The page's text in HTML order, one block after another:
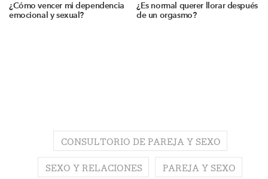
¿Cómo vencer mi dependencia
emocional y sexual?
¿Es normal querer llorar después
de un orgasmo?
CONSULTORIO DE PAREJA Y SEXO
SEXO Y RELACIONES PAREJA Y SEXO